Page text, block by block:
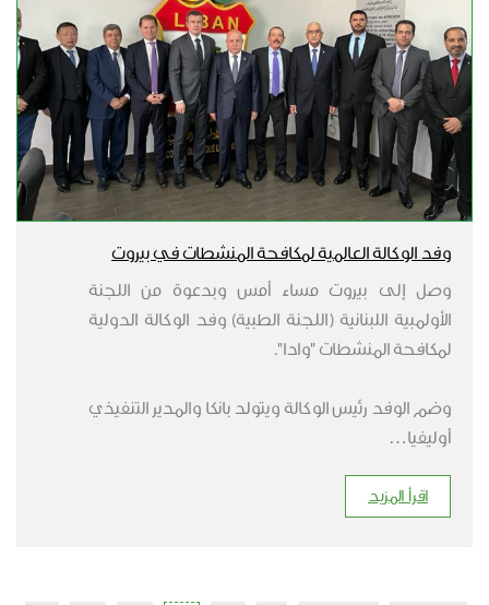
وفد الوكالة العالمية لمكافحة المنشطات في بيروت
وصل إلى بيروت مساء أمس وبدعوة من اللجنة
الأولمبية اللبنانية (اللجنة الطبية) وفد الوكالة الدولية
لمكافحة المنشطات "وادا".
وضم الوفد رئيس الوكالة ويتولد بانكا والمدير التنفيذي
أوليفيا…
اقرأ المزيد